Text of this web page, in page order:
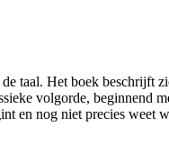
taal. Het boek beschrijft
volgorde, beginnend
en nog niet precies weet